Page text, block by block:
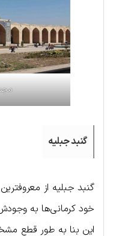
گنبد جبلیه
گنبد جبلیه از
خود کرمانی‌ها به
این بنا به طور قطع